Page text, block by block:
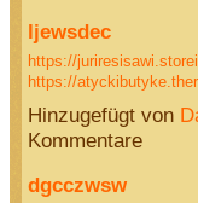
ljewsdec
https://
https://
Hinzugefügt von
Kommentare
dgcczwsw